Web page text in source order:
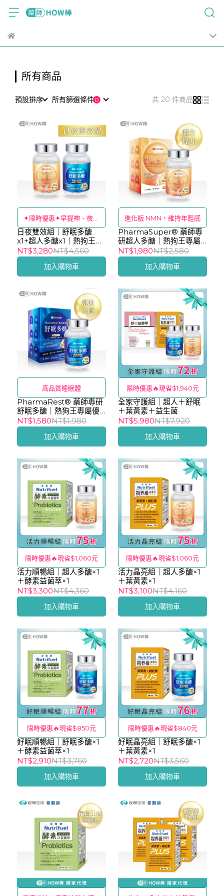
所有商品
預設排序 所有篩選條件 共 20 件商品
✦限時優惠✦早提神、夜好
眠
日夜雙效組｜舒眠多醣
x1+超人多醣x1｜熱狗王專
屬優惠
NT$3,280NT$4,560
加入購物車
進化版 NMN，維持年輕感
PharmaSuper® 藥師專
研超人多醣｜熱狗王專屬
優惠
NT$1,980NT$2,580
加入購物車
高品質睡眠體
PharmaRest® 藥師專研
舒眠多醣｜熱狗王專屬優
惠
NT$1,580NT$1,980
加入購物車
限時優惠🔥現省$1,940元
全家守護組｜超人＋舒眠
＋葉黃素＋益生菌
NT$5,980NT$7,920
加入購物車
限時優惠🔥現省$1,060元
活力順暢組｜超人多醣×1
＋酵素益菌萃×1
NT$3,300NT$4,360
加入購物車
限時優惠🔥現省$1,060元
活力晶亮組｜超人多醣×1
＋葉黃素×1
NT$3,100NT$4,160
加入購物車
限時優惠🔥現省$850元
好眠順暢組｜舒眠多醣×1
＋酵素益菌萃×1
NT$2,910NT$3,760
加入購物車
限時優惠🔥現省$840元
好眠晶亮組｜舒眠多醣×1
＋葉黃素×1
NT$2,720NT$3,560
加入購物車